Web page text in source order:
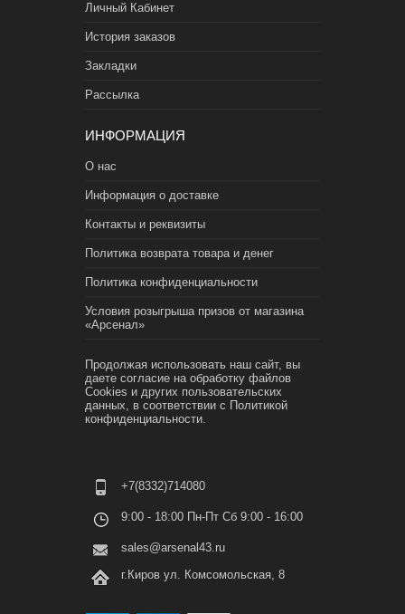
Личный Кабинет
История заказов
Закладки
Рассылка
ИНФОРМАЦИЯ
О нас
Информация о доставке
Контакты и реквизиты
Политика возврата товара и денег
Политика конфиденциальности
Условия розыгрыша призов от магазина
«Арсенал»
Продолжая использовать наш сайт, вы
даете согласие на обработку файлов
Cookies и других пользовательских
данных, в соответствии с Политикой
конфиденциальности.
+7(8332)714080
9:00 - 18:00 Пн-Пт Сб 9:00 - 16:00
sales@arsenal43.ru
г.Киров ул. Комсомольская, 8